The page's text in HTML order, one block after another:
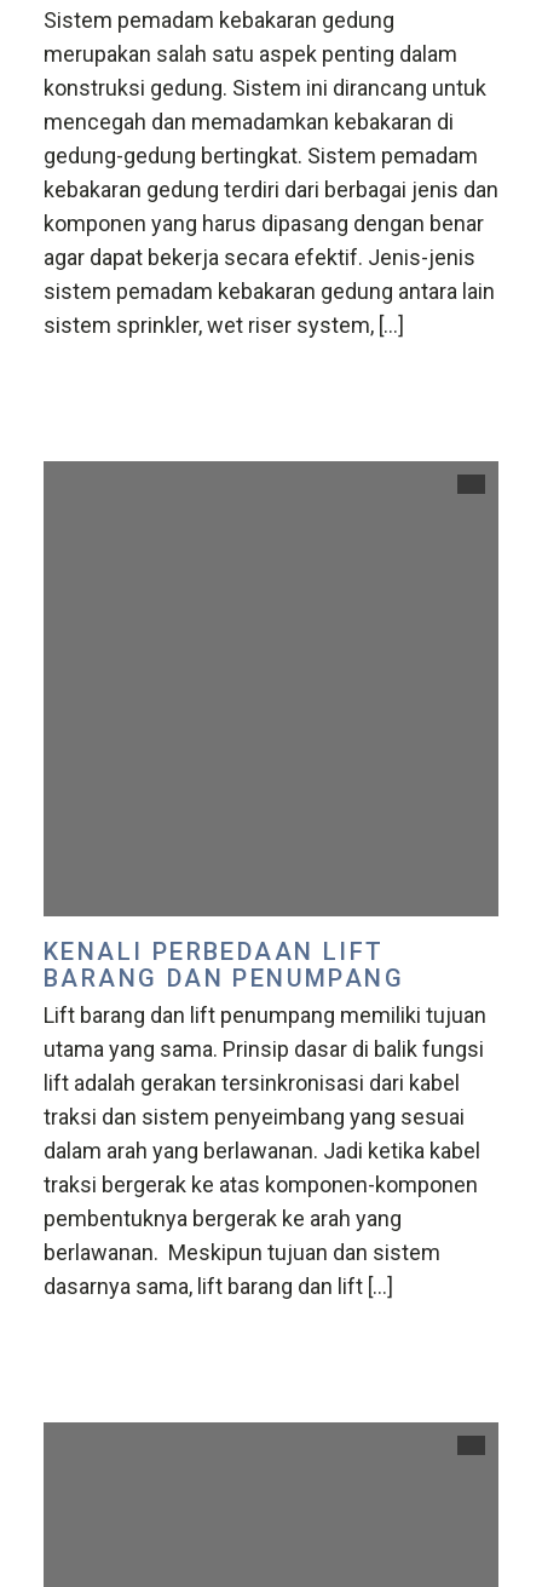
Sistem pemadam kebakaran gedung
merupakan salah satu aspek penting dalam
konstruksi gedung. Sistem ini dirancang untuk
mencegah dan memadamkan kebakaran di
gedung-gedung bertingkat. Sistem pemadam
kebakaran gedung terdiri dari berbagai jenis dan
komponen yang harus dipasang dengan benar
agar dapat bekerja secara efektif. Jenis-jenis
sistem pemadam kebakaran gedung antara lain
sistem sprinkler, wet riser system, […]
KENALI PERBEDAAN LIFT
BARANG DAN PENUMPANG
Lift barang dan lift penumpang memiliki tujuan
utama yang sama. Prinsip dasar di balik fungsi
lift adalah gerakan tersinkronisasi dari kabel
traksi dan sistem penyeimbang yang sesuai
dalam arah yang berlawanan. Jadi ketika kabel
traksi bergerak ke atas komponen-komponen
pembentuknya bergerak ke arah yang
berlawanan. Meskipun tujuan dan sistem
dasarnya sama, lift barang dan lift […]